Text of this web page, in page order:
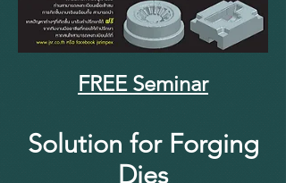
FREE Seminar
Solution for Forging
Dies